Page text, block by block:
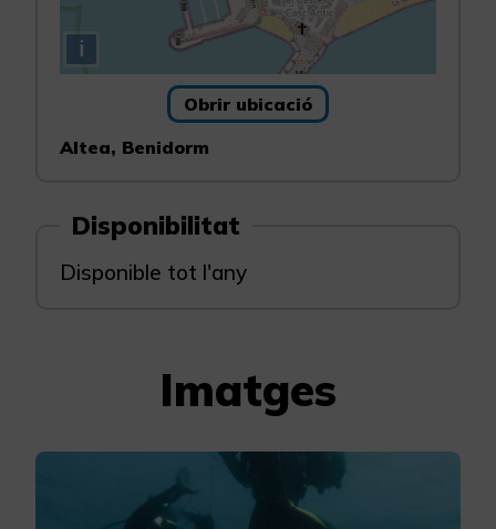
i
Obrir ubicació
Altea, Benidorm
Disponibilitat
Disponible tot l'any
Imatges